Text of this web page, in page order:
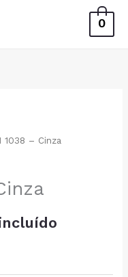
0
1038 – Cinza